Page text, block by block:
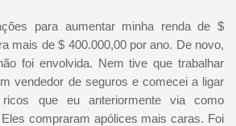
para aumentar minha renda de $
mais de $ 400.000,00 por ano. De novo,
foi envolvida. Nem tive que trabalhar
vendedor de seguros e comecei a ligar
que eu anteriormente via como
Eles compraram apólices mais caras. Foi